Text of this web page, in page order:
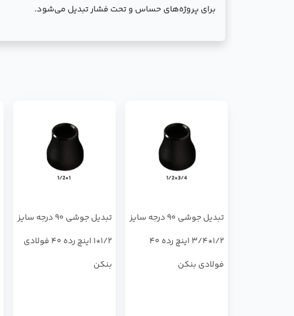
برای پروژه‌های حساس و تحت فشار تبدیل می‌شود.
تبدیل جوشی 90 درجه سایز
1/2*3/4 اینچ رده 40
فولادی بنکن
تبدیل جوشی 90 درجه سایز
1/2*1 اینچ رده 40 فولادی
بنکن